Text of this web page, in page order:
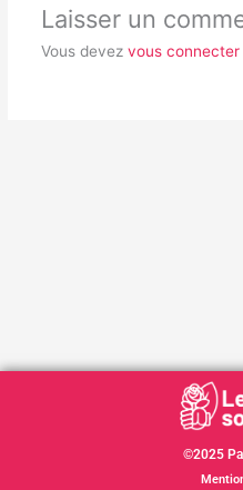
Laisser un
Vous devez vous connecter
©2025